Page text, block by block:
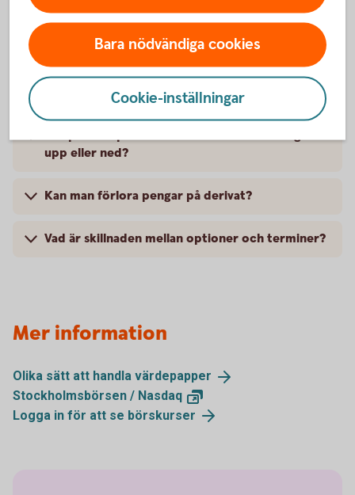
Vanliga frågor och svar
När passar optioner bäst – när marknaden går
upp eller ned?
Kan man förlora pengar på derivat?
Vad är skillnaden mellan optioner och terminer?
Mer information
Olika sätt att handla värdepapper
Stockholmsbörsen / Nasdaq
Logga in för att se börskurser
Bara nödvändiga cookies
Cookie-inställningar